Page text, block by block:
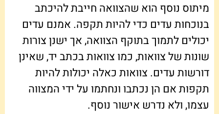
מיתוס נוסף הוא שהצוואה חייבת להיכתב
בנוכחות עדים כדי להיות תקפה. אמנם עדים
יכולים לתמוך בתוקף הצוואה, אך ישנן צורות
שונות של צוואות, כמו צוואות בכתב יד, שאינן
דורשות עדים. צוואות כאלה יכולות להיות
תקפות אם הן נכתבו ונחתמו על ידי המצווה
עצמו, ולא נדרש אישור נוסף.